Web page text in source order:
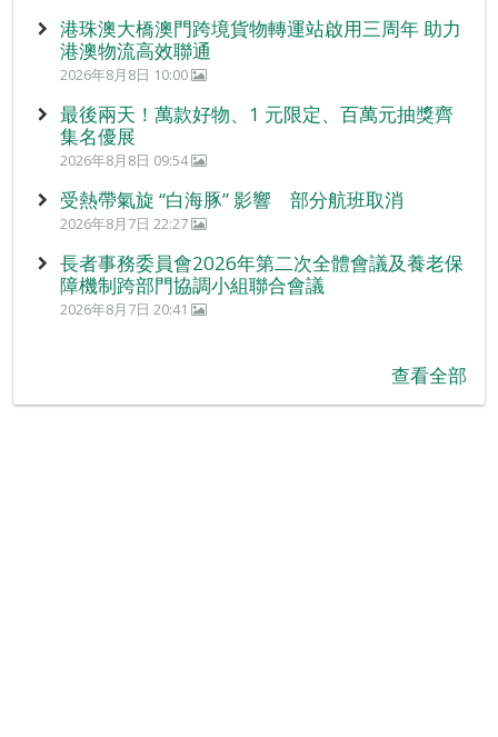
港珠澳大橋澳門跨境貨物轉運站啟用三周年 助力
港澳物流高效聯通
2026年8月8日 10:00
最後兩天！萬款好物、1 元限定、百萬元抽獎齊
集名優展
2026年8月8日 09:54
受熱帶氣旋 “白海豚” 影響 部分航班取消
2026年8月7日 22:27
長者事務委員會2026年第二次全體會議及養老保
障機制跨部門協調小組聯合會議
2026年8月7日 20:41
查看全部